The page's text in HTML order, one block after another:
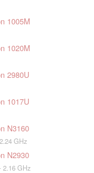
1005M
1020M
2980U
1017U
N3160
GHz
N2930
2.16 GHz